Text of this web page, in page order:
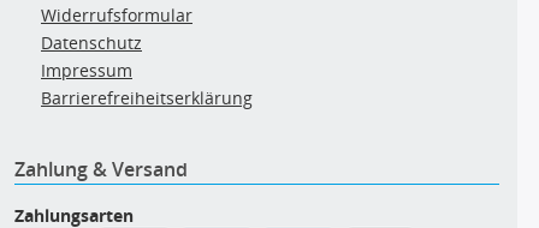
Widerrufsformular
Datenschutz
Impressum
Barrierefreiheitserklärung
Zahlung & Versand
Zahlungsarten